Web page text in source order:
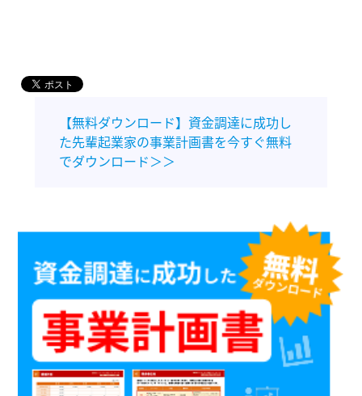
【無料ダウンロード】資金調達に成功し
た先輩起業家の事業計画書を今すぐ無料
でダウンロード＞＞